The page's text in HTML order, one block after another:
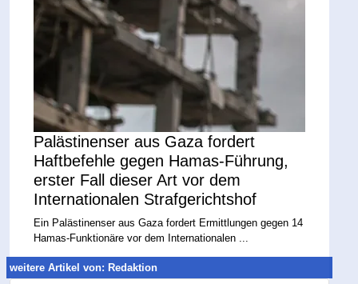
Palästinenser aus Gaza fordert
Haftbefehle gegen Hamas-Führung,
erster Fall dieser Art vor dem
Internationalen Strafgerichtshof
Ein Palästinenser aus Gaza fordert Ermittlungen gegen 14
Hamas-Funktionäre vor dem Internationalen ...
weitere Artikel von: Redaktion